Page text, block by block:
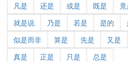
凡是
还是 或是 既是
就是说
乃是 若是 是的
似是而非
算是 先是 又是
真是
正是 只是
总是